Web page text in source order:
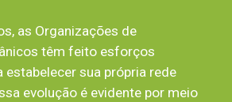
as Organizações de
têm feito esforços
estabelecer sua própria rede
evolução é evidente por meio